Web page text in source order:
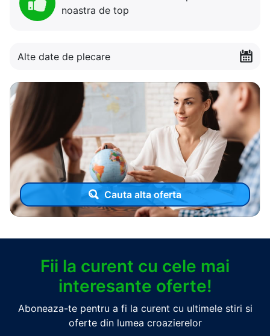
noastra de top
Alte date de plecare
Cauta alta oferta
Fii la curent cu cele mai
interesante oferte!
Aboneaza-te pentru a fi la curent cu ultimele stiri si
oferte din lumea croazierelor